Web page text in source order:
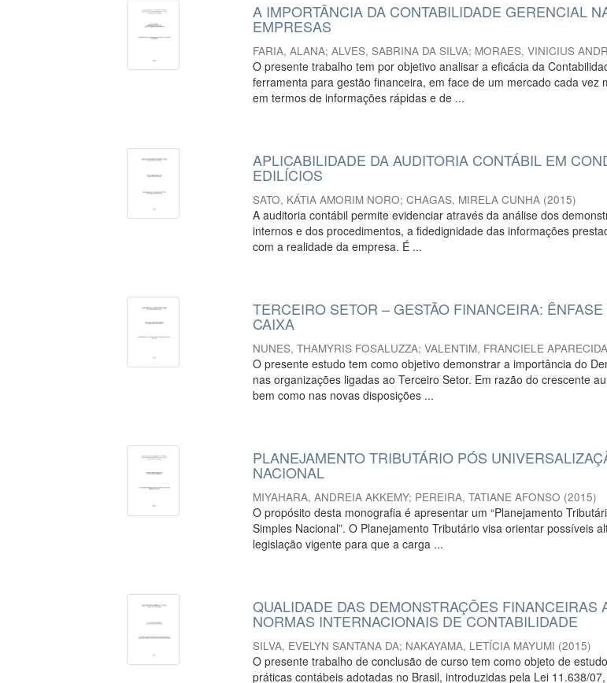
A IMPORTÂNCIA DA CONTABILIDADE GERENCIAL
EMPRESAS
FARIA, ALANA;ALVES, SABRINA DA SILVA; MORAES, VINICIUS
O presente trabalho tem por objetivo analisar a eficácia da
ferramenta para gestão financeira, em face de um mercado cada vez
em termos de informações rápidas e de ...
APLICABILIDADE DA AUDITORIA CONTÁBIL EM
EDILÍCIOS
SATO, KÁTIA AMORIM NORO;CHAGAS, MIRELA CUNHA (2015)
A auditoria contábil permite evidenciar através da análise dos
internos e dos procedimentos, a fidedignidade das informações
com a realidade da empresa. É ...
TERCEIRO SETOR – GESTÃO FINANCEIRA:
CAIXA
NUNES, THAMYRIS FOSALUZZA;VALENTIM, FRANCIELE APARECIDA
O presente estudo tem como objetivo demonstrar a importância do
nas organizações ligadas ao Terceiro Setor. Em razão do crescente
bem como nas novas disposições ...
PLANEJAMENTO TRIBUTÁRIO PÓS
NACIONAL
MIYAHARA, ANDREIA AKKEMY; PEREIRA, TATIANE AFONSO (2015)
O propósito desta monografia é apresentar um “Planejamento
Simples Nacional”. O Planejamento Tributário visa orientar possíveis
legislação vigente para que a carga ...
QUALIDADE DAS DEMONSTRAÇÕES FINANCEIRAS
NORMAS INTERNACIONAIS DE CONTABILIDADE
SILVA, EVELYN SANTANA DA; NAKAYAMA, LETÍCIA MAYUMI (2015)
O presente trabalho de conclusão de curso tem como objeto de
práticas contábeis adotadas no Brasil, introduzidas pela Lei 11.638/